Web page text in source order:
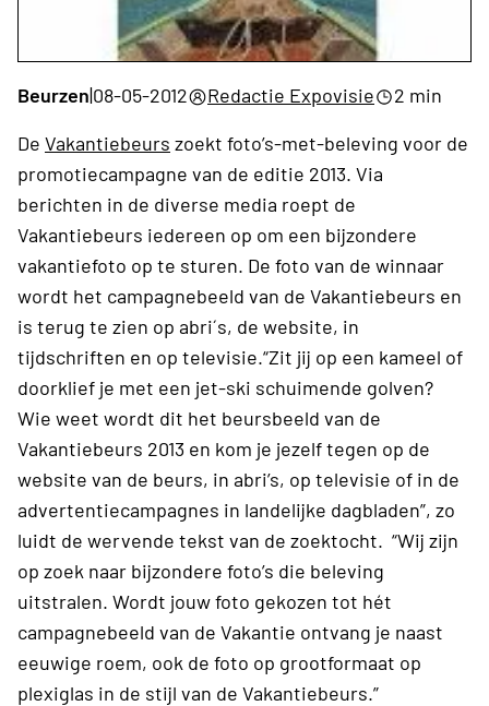
Beurzen|08-05-2012 Redactie Expovisie
2 min
De Vakantiebeurs zoekt foto’s-met-beleving voor de
promotiecampagne van de editie 2013. Via
berichten in de diverse media roept de
Vakantiebeurs iedereen op om een bijzondere
vakantiefoto op te sturen. De foto van de winnaar
wordt het campagnebeeld van de Vakantiebeurs en
is terug te zien op abri´s, de website, in
tijdschriften en op televisie.“Zit jij op een kameel of
doorklief je met een jet-ski schuimende golven?
Wie weet wordt dit het beursbeeld van de
Vakantiebeurs 2013 en kom je jezelf tegen op de
website van de beurs, in abri’s, op televisie of in de
advertentiecampagnes in landelijke dagbladen”, zo
luidt de wervende tekst van de zoektocht. “Wij zijn
op zoek naar bijzondere foto’s die beleving
uitstralen. Wordt jouw foto gekozen tot hét
campagnebeeld van de Vakantie ontvang je naast
eeuwige roem, ook de foto op grootformaat op
plexiglas in de stijl van de Vakantiebeurs.”